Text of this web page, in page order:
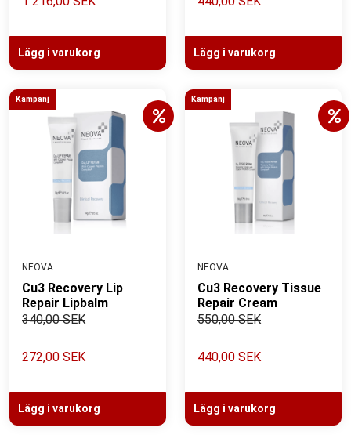
Lägg i varukorg Lägg i varukorg
Kampanj
NEOVA
Cu3 Recovery Lip
Repair Lipbalm
340,00 SEK
272,00 SEK
Lägg i varukorg
Kampanj
NEOVA
Cu3 Recovery Tissue
Repair Cream
550,00 SEK
440,00 SEK
Lägg i varukorg